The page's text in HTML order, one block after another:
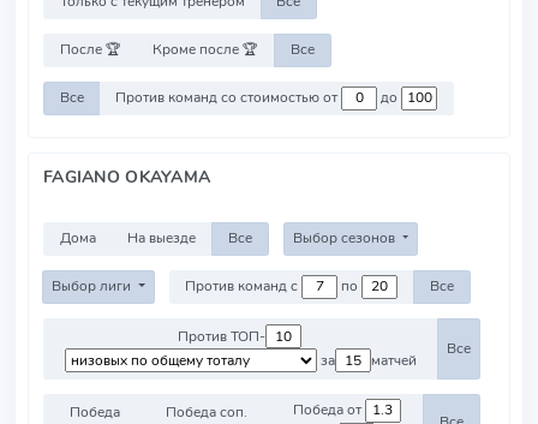
После 🏆 Кроме после 🏆 Все
Все Против команд со стоимостью от до
FAGIANO OKAYAMA
Дома На выезде Все Выбор сезонов
Выбор лиги Против команд с по Все
Против ТОП-
за
матчей
Все
Победа
Победа соп.
Победа от